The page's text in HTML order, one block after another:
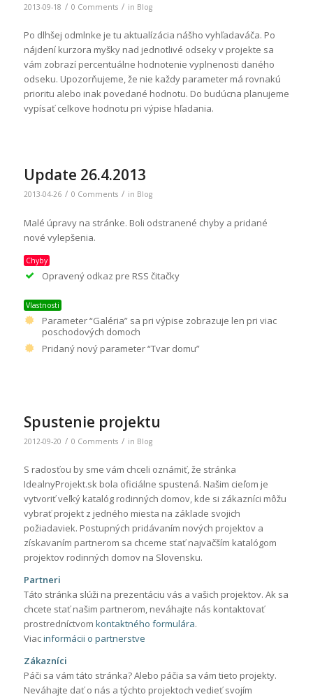
2013-09-18 / 0 Comments / in Blog
Po dlhšej odmlnke je tu aktualízácia nášho vyhľadaváča. Po
nájdení kurzora myšky nad jednotlivé odseky v projekte sa
vám zobrazí percentuálne hodnotenie vyplnenosti daného
odseku. Upozorňujeme, že nie každy parameter má rovnakú
prioritu alebo inak povedané hodnotu. Do budúcna planujeme
vypísať celkove hodnotu pri výpise hľadania.
Update 26.4.2013
2013-04-26 / 0 Comments / in Blog
Malé úpravy na stránke. Boli odstranené chyby a pridané
nové vylepšenia.
Chyby
Opravený odkaz pre RSS čitačky
Vlastnosti
Parameter “Galéria” sa pri výpise zobrazuje len pri viac
poschodových domoch
Pridaný nový parameter “Tvar domu”
Spustenie projektu
2012-09-20 / 0 Comments / in Blog
S radosťou by sme vám chceli oznámiť, že stránka
IdealnyProjekt.sk bola oficiálne spustená. Našim cieľom je
vytvoriť veľký katalóg rodinných domov, kde si zákazníci môžu
vybrať projekt z jedného miesta na základe svojich
požiadaviek. Postupných pridávaním nových projektov a
získavaním partnerom sa chceme stať najväčším katalógom
projektov rodinných domov na Slovensku.
Partneri
Táto stránka slúži na prezentáciu vás a vašich projektov. Ak sa
chcete stať našim partnerom, neváhajte nás kontaktovať
prostredníctvom kontaktného formulára.
Viacinformácii o partnerstve
Zákazníci
Páči sa vám táto stránka? Alebo páčia sa vám tieto projekty.
Neváhajte dať o nás a týchto projektoch vedieť svojím